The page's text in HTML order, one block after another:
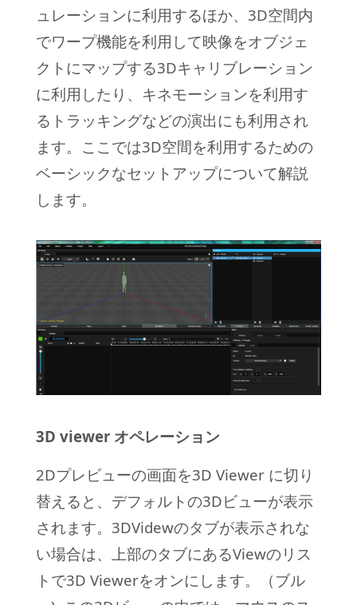
ュレーションに利用するほか、3D空間内
でワープ機能を利用して映像をオブジェ
クトにマップする3Dキャリブレーション
に利用したり、キネモーションを利用す
るトラッキングなどの演出にも利用され
ます。ここでは3D空間を利用するための
ベーシックなセットアップについて解説
します。
3D viewer オペレーション
2Dプレビューの画面を3D Viewer に切り
替えると、デフォルトの3Dビューが表示
されます。3DVidewのタブが表示されな
い場合は、上部のタブにあるViewのリス
トで3D Viewerをオンにします。（ブル